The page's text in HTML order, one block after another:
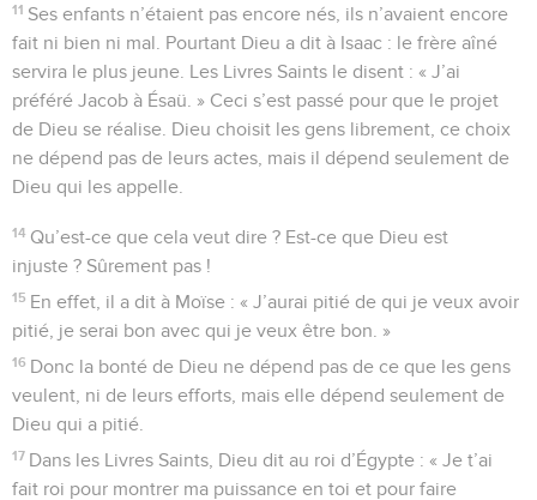
11 Ses enfants n’étaient pas encore nés, ils n’avaient encore
fait ni bien ni mal. Pourtant Dieu a dit à Isaac : le frère aîné
servira le plus jeune. Les Livres Saints le disent : « J’ai
préféré Jacob à Ésaü. » Ceci s’est passé pour que le projet
de Dieu se réalise. Dieu choisit les gens librement, ce choix
ne dépend pas de leurs actes, mais il dépend seulement de
Dieu qui les appelle.
14 Qu’est-ce que cela veut dire ? Est-ce que Dieu est
injuste ? Sûrement pas !
15 En effet, il a dit à Moïse : « J’aurai pitié de qui je veux avoir
pitié, je serai bon avec qui je veux être bon. »
16 Donc la bonté de Dieu ne dépend pas de ce que les gens
veulent, ni de leurs efforts, mais elle dépend seulement de
Dieu qui a pitié.
17 Dans les Livres Saints, Dieu dit au roi d’Égypte : « Je t’ai
fait roi pour montrer ma puissance en toi et pour faire